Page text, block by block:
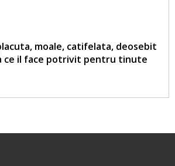
moale, catifelata, deosebit
ce il face potrivit pentru tinute